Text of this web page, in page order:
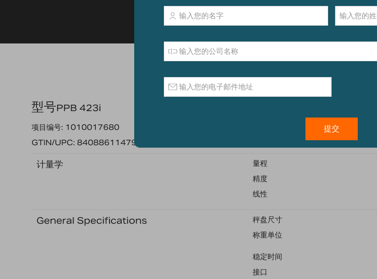
型号PPB 423i
项目编号: 1010017680
GTIN/UPC: 840886114794
计量学 量程
精度
线性
General Specifications 秤盘尺寸
称重单位
稳定时间
接口